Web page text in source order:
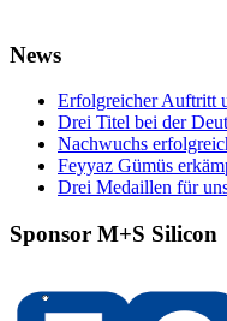
News
Erfolgreicher Auftritt
Drei Titel bei der
Nachwuchs
Feyyaz Gümüs
Drei Medaillen für
Sponsor M+S Silicon